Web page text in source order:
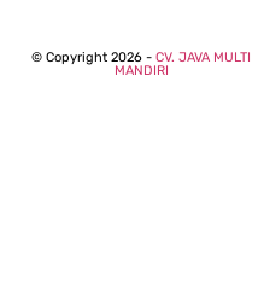
© Copyright 2026 - CV. JAVA MULTI
MANDIRI